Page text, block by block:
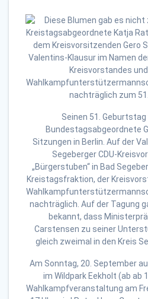
Seinen 51.
Bundestagsabgeordnete
Sitzungen in Berlin. Auf der
Segeberger CDU-
„Bürgerstuben“ in Bad
Kreistagsfraktion, der
nachträglich. Auf der Tagung
bekannt, dass
Carstensen zu seiner
gleich zweimal in den Kreis
Am Sonntag, 20. September
im Wildpark Eekholt (ab ab
Wahlkampfveranstaltung am